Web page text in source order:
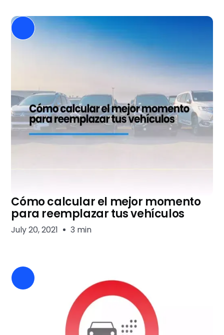
Cómo calcular el mejor momento
para reemplazar tus vehículos
July 20, 2021 3 min